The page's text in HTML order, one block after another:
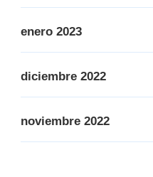
enero 2023
diciembre 2022
noviembre 2022